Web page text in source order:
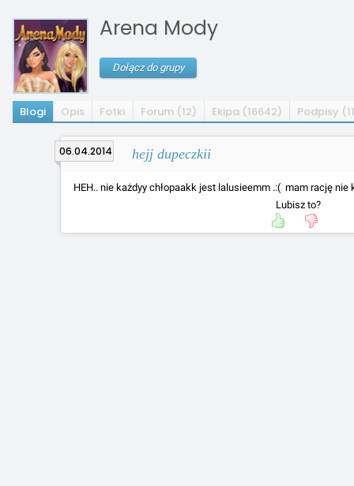
Arena Mody
Dołącz do grupy
Blogi Opis Fotki Forum (12) Ekipa (16642) Podpisy
06.04.2014 hejj dupeczkii
HEH.. nie każdyy chłopaakk jest lalusieemm .:( mam rację nie
Lubisz to?